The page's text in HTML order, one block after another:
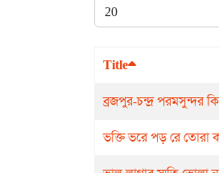
Display #
Title
ব্রজপুর-চন্দ্র পরমসুন্দর
ভক্তি ভরে পড় রে তোরা